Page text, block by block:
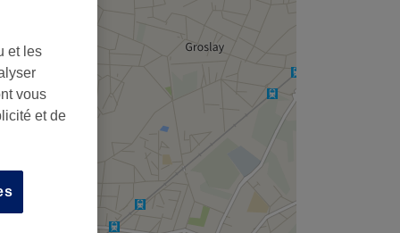
et les
vous
et de